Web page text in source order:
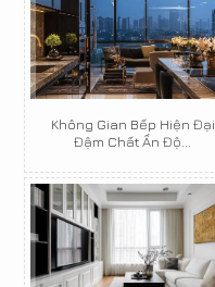
Không Gian Bếp Hiện Đại
Đậm Chất Ấn Độ...